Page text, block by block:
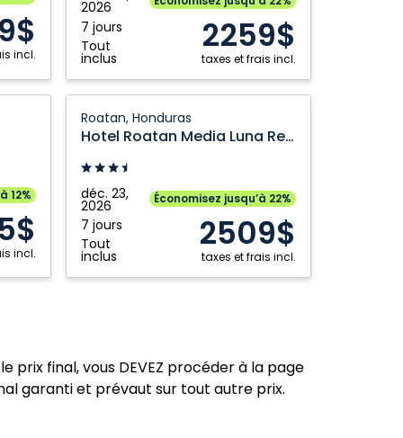
incl.
2026
7 jours
Tout
inclus
2259$
taxes et frais incl.
affiliated
by
Melia:
Roatan,
Honduras
12%
incl.
Roatan, Honduras
Hotel Roatan Media Luna Resort affiliated by Melia
déc. 23,
2026
7 jours
Tout
inclus
Économisez jusqu’à 22%
2509$
taxes et frais incl.
Roatan
Media
Luna
Resort
affiliated
by
Melia:
Roatan,
final, vous DEVEZ procéder à la page
garanti et prévaut sur tout autre prix.